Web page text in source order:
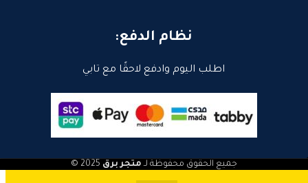
نظام الدفع:
اطلب اليوم وادفع لاحقًا مع تابي
جميع الحقوق محفوظة لـ متجر برق